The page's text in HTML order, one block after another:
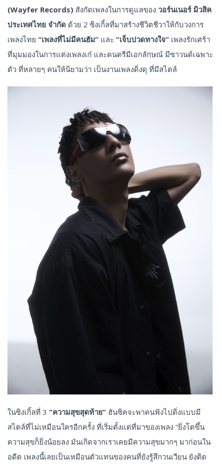
(Wayfer Records) สังกัดเพลงในการดูแลของ วอร์นเนอร์ มิวสิค
ประเทศไทย จำกัด ด้วย 2 ซิงเกิ้ลที่มาสร้างชีวิตชีวาให้กับวงการ
เพลงไทย “เพลงที่ไม่มีคนฮัม” และ “เจ็บปวดทางใจ” เพลงรักเศร้า
ที่มุมมองในการแต่งเพลงเก๋ และดนตรีมีเอกลักษณ์ มีซาวนด์เฉพาะ
ตัว ที่หลายๆ คนให้นิยามว่า เป็นงานเพลงดิ่งดุ ที่มีสไตล์
ในซิงเกิ้ลที่ 3 “ความสุขสุดท้าย” ฮันซิคจะพาคนฟังไปดิ่งแบบมี
สไตล์ที่ไม่เหมือนใครอีกครั้ง ที่เริ่มตั้งแต่ที่มาของเพลง “ยิ่งโตขึ้น
ความสุขก็ยิ่งน้อยลง มันเกิดจากเราเคยมีความสุขมากๆ มาก่อนใน
อดีต เพลงนี้เลยเป็นเหมือนตัวแทนของคนที่ยังรู้สึกวนเวียน ยังติด